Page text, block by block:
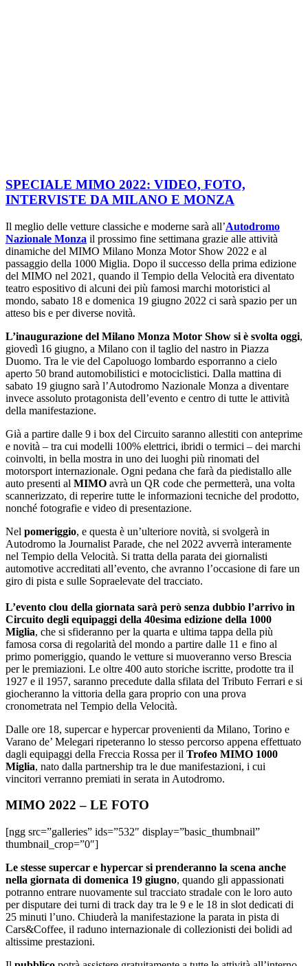
SPECIALE MIMO 2022: VIDEO, FOTO,
INTERVISTE DA MILANO E MONZA
Il meglio delle vetture classiche e moderne sarà all’Autodromo
Nazionale Monza il prossimo fine settimana grazie alle attività
dinamiche del MIMO Milano Monza Motor Show 2022 e al
passaggio della 1000 Miglia. Dopo il successo della prima edizione
del MIMO nel 2021, quando il Tempio della Velocità era diventato
teatro espositivo di alcuni dei più famosi marchi motoristici al
mondo, sabato 18 e domenica 19 giugno 2022 ci sarà spazio per un
atteso bis e per diverse novità.
L’inaugurazione del Milano Monza Motor Show si è svolta oggi,
giovedì 16 giugno, a Milano con il taglio del nastro in Piazza
Duomo. Tra le vie del Capoluogo lombardo esporranno a cielo
aperto 50 brand automobilistici e motociclistici. Dalla mattina di
sabato 19 giugno sarà l’Autodromo Nazionale Monza a diventare
invece assoluto protagonista dell’evento e centro di tutte le attività
della manifestazione.
Già a partire dalle 9 i box del Circuito saranno allestiti con anteprime
e novità – tra cui modelli 100% elettrici, ibridi o termici – dei marchi
coinvolti, in bella mostra in uno dei luoghi più rinomati del
motorsport internazionale. Ogni pedana che farà da piedistallo alle
auto presenti al MIMO avrà un QR code che permetterà, una volta
scannerizzato, di reperire tutte le informazioni tecniche del prodotto,
nonché fotografie e video di presentazione.
Nel pomeriggio, e questa è un’ulteriore novità, si svolgerà in
Autodromo la Journalist Parade, che nel 2022 avverrà interamente
nel Tempio della Velocità. Si tratta della parata dei giornalisti
automotive accreditati all’evento, che avranno l’occasione di fare un
giro di pista e sulle Sopraelevate del tracciato.
L’evento clou della giornata sarà però senza dubbio l’arrivo in
Circuito degli equipaggi della 40esima edizione della 1000
Miglia, che si sfideranno per la quarta e ultima tappa della più
famosa corsa di regolarità del mondo a partire dalle 11 e fino al
primo pomeriggio, quando le vetture si muoveranno verso Brescia
per le premiazioni. Le oltre 400 auto storiche iscritte, prodotte tra il
1927 e il 1957, saranno precedute dalla sfilata del Tributo Ferrari e si
giocheranno la vittoria della gara proprio con una prova
cronometrata nel Tempio della Velocità.
Dalle ore 18, supercar e hypercar provenienti da Milano, Torino e
Varano de’ Melegari ripeteranno lo stesso percorso appena effettuato
dagli equipaggi della Freccia Rossa per il Trofeo MIMO 1000
Miglia, nato dalla partnership tra le due manifestazioni, i cui
vincitori verranno premiati in serata in Autodromo.
MIMO 2022 – LE FOTO
[ngg src=”galleries” ids=”532″ display=”basic_thumbnail”
thumbnail_crop=”0″]
Le stesse supercar e hypercar si prenderanno la scena anche
nella giornata di domenica 19 giugno, quando gli appassionati
potranno entrare nuovamente sul tracciato stradale con le loro auto
per disputare dei turni di track day tra le 9 e le 18 in slot dedicati di
25 minuti l’uno. Chiuderà la manifestazione la parata in pista di
Cars&Coffee, il raduno internazionale di collezionisti dei bolidi ad
altissime prestazioni.